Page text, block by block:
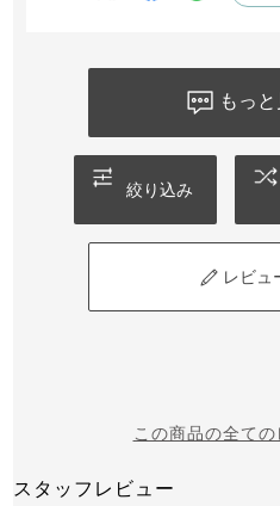
りでしょうね・・・ サラサラ
もっ
絞り込み
レビュ
この商品の全て
スタッフレビュー